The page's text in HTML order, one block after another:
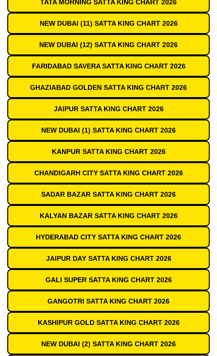
TATA MORNING SATTA KING CHART 2026
NEW DUBAI (11) SATTA KING CHART 2026
NEW DUBAI (12) SATTA KING CHART 2026
FARIDABAD SAVERA SATTA KING CHART 2026
GHAZIABAD GOLDEN SATTA KING CHART 2026
JAIPUR SATTA KING CHART 2026
NEW DUBAI (1) SATTA KING CHART 2026
KANPUR SATTA KING CHART 2026
CHANDIGARH CITY SATTA KING CHART 2026
SADAR BAZAR SATTA KING CHART 2026
KALYAN BAZAR SATTA KING CHART 2026
HYDERABAD CITY SATTA KING CHART 2026
JAIPUR DAY SATTA KING CHART 2026
GALI SUPER SATTA KING CHART 2026
GANGOTRI SATTA KING CHART 2026
KASHIPUR GOLD SATTA KING CHART 2026
NEW DUBAI (2) SATTA KING CHART 2026